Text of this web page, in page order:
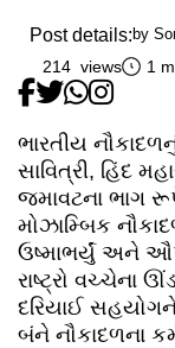
Post details: by
214 views 1
ભારતીય
સાવિત્રી, હિંદ
જમાવટના ભાગ
મોઝામ્બિક
ઉષ્માભર્યું અને
રાષ્ટ્રો વચ્ચેના
દરિયાઈ
બંને નૌકાદળના